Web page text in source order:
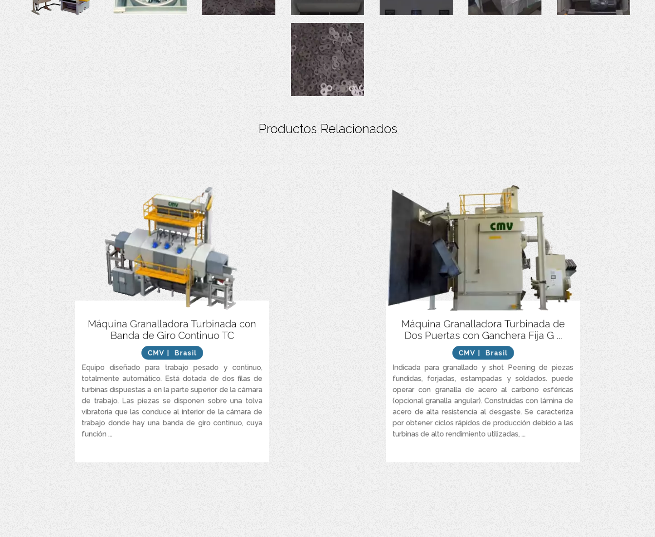
Productos Relacionados
Máquina Granalladora Turbinada con
Banda de Giro Continuo TC
CMV | Brasil
Equipo diseñado para trabajo pesado y continuo,
totalmente automático. Está dotada de dos filas de
turbinas dispuestas a en la parte superior de la cámara
de trabajo. Las piezas se disponen sobre una tolva
vibratoria que las conduce al interior de la cámara de
trabajo donde hay una banda de giro continuo, cuya
función ...
Funcionamiento continuo y automático.
Transportador de alta resistencia diseñado con control de
Construcción robusta para aplicaciones de fundición y forja.
Maneja piezas fundidas y forjadas con pesos individuales de
hasta 300 kg.
Capacidad de producción de 8 a 30 toneladas/h.
Equipado con dos a nueve turbinas de 45 a 75 HP cada una.
Sistema automático de alimentación y descarga de las piezas a
través de tolvas vibratorias.
Máquina Granalladora Turbinada de
Dos Puertas con Ganchera Fija G ...
CMV | Brasil
Indicada para granallado y shot Peening de piezas
fundidas, forjadas, estampadas y soldados. puede
operar con granalla de acero al carbono esféricas
(opcional granalla angular). Construidas con lámina de
acero de alta resistencia al desgaste. Se caracteriza
por obtener ciclos rápidos de producción debido a las
turbinas de alto rendimiento utilizadas, ...
Equipado con turbinas de alto rendimiento “superwheel” que
garantizan un chorro de abrasivo uniforme, en menos tiempo
(aproximadamente 50%) que las turbinas convencionales con la
Posee puertas tipo laberinto y ninguna abertura en el techo lo
que evita la fuga de abrasivo.
El sistema de recuperación de abrasivo elimina la necesidad de
cimientos.
Sistema de escape de alta eficiencia y de menor costo
operacional.
Los ganchos rotativos localizados en cada puerta agilizan el
proceso de limpieza y preparación de una superficie y disminuyen